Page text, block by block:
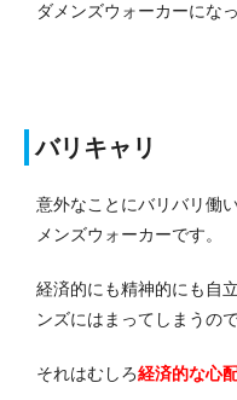
ダメンズウォーカーにな
バリキャリ
意外なことにバリバリ働
メンズウォーカーです。
経済的にも精神的にも自
ンズにはまってしまうの
それはむしろ経済的な心